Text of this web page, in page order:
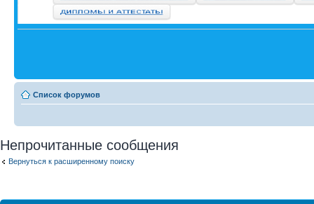
Список форумов
Непрочитанные сообщения
Вернуться к расширенному поиску